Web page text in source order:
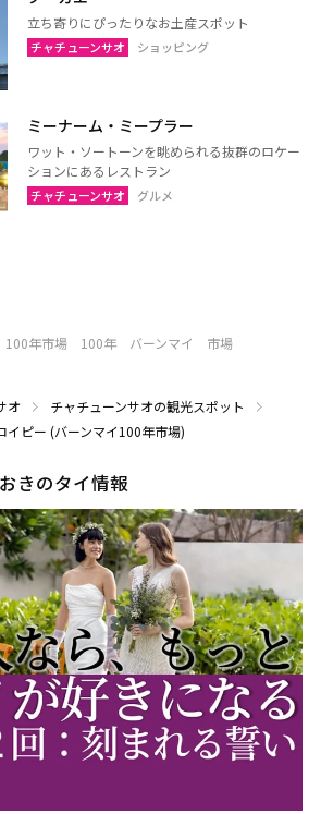
立ち寄りにぴったりなお土産スポット
チャチューンサオ ショッピング
ミーナーム・ミープラー
ワット・ソートーンを眺められる抜群のロケー
ションにあるレストラン
チャチューンサオ グルメ
100年市場 100年 バーンマイ 市場
オ
チャチューンサオの観光スポット
イピー (バーンマイ100年市場)
きのタイ情報